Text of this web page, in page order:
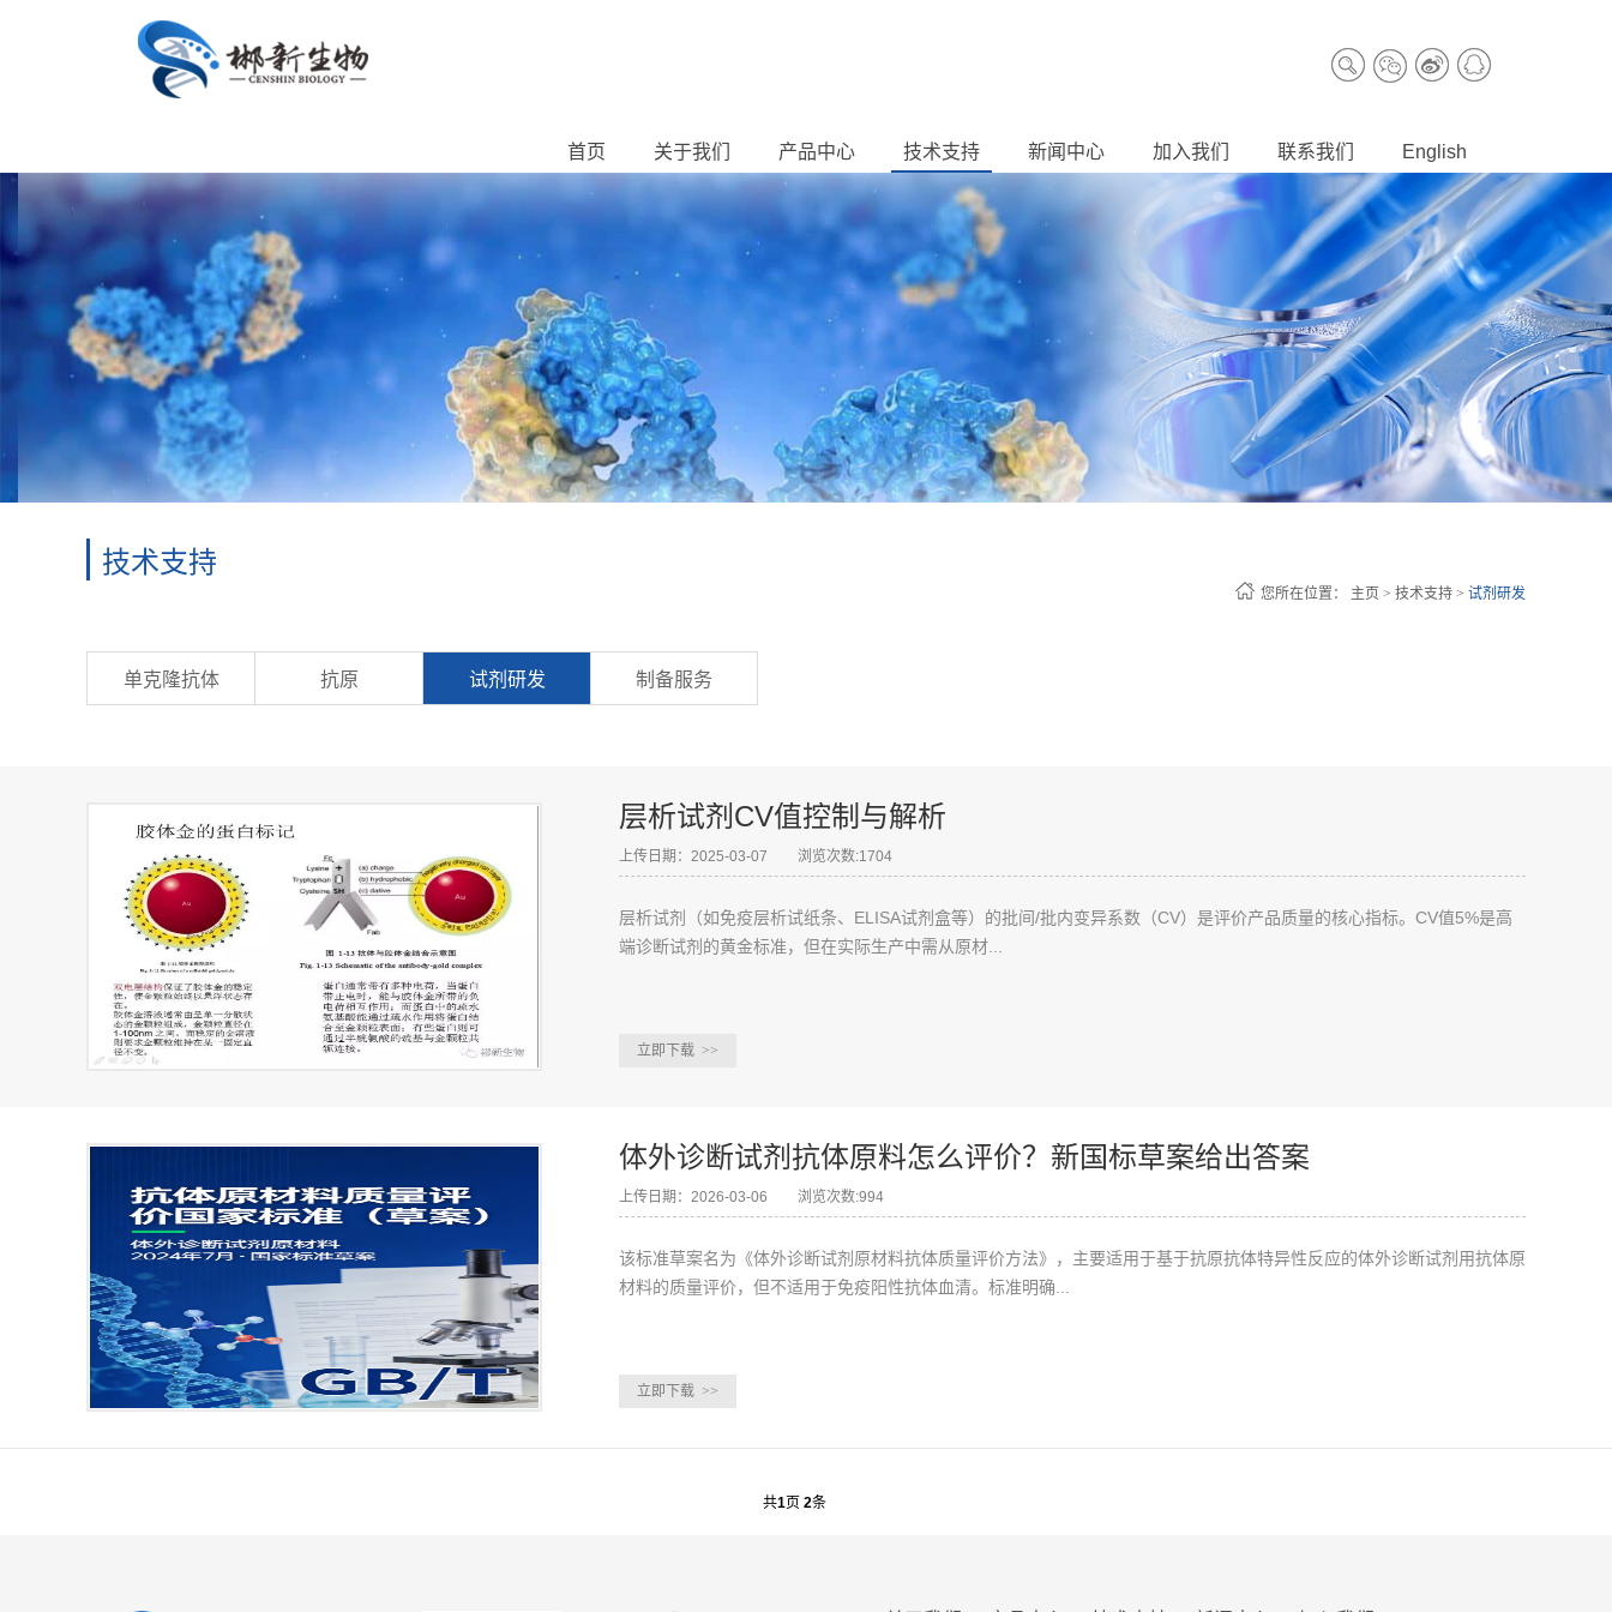
首页 关于我们 产品中心 技术支持 新闻中心 加入我们 联系我们 English
技术支持
您所在位置： 主页 > 技术支持 > 试剂研发
单克隆抗体 抗原 试剂研发 制备服务
层析试剂CV值控制与解析
上传日期：2025-03-07 浏览次数:1704
层析试剂（如免疫层析试纸条、ELISA试剂盒等）的批间/批内变异系数（CV）是评价产品质量的核心指标。CV值5%是高
端诊断试剂的黄金标准，但在实际生产中需从原材...
立即下载 >>
体外诊断试剂抗体原料怎么评价？新国标草案给出答案
上传日期：2026-03-06 浏览次数:994
该标准草案名为《体外诊断试剂原材料抗体质量评价方法》，主要适用于基于抗原抗体特异性反应的体外诊断试剂用抗体原
材料的质量评价，但不适用于免疫阳性抗体血清。标准明确...
立即下载 >>
共1页 2条